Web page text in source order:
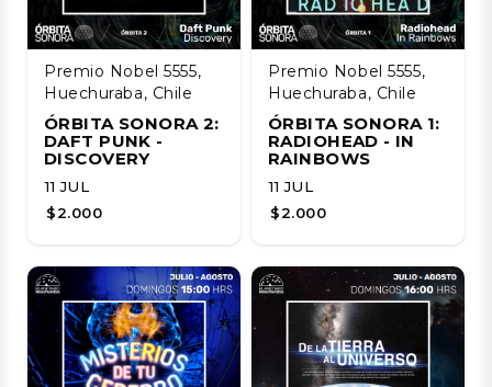
Premio Nobel 5555,
Huechuraba, Chile
ÓRBITA SONORA 2:
DAFT PUNK -
DISCOVERY
11 JUL
$2.000
Premio Nobel 5555,
Huechuraba, Chile
ÓRBITA SONORA 1:
RADIOHEAD - IN
RAINBOWS
11 JUL
$2.000